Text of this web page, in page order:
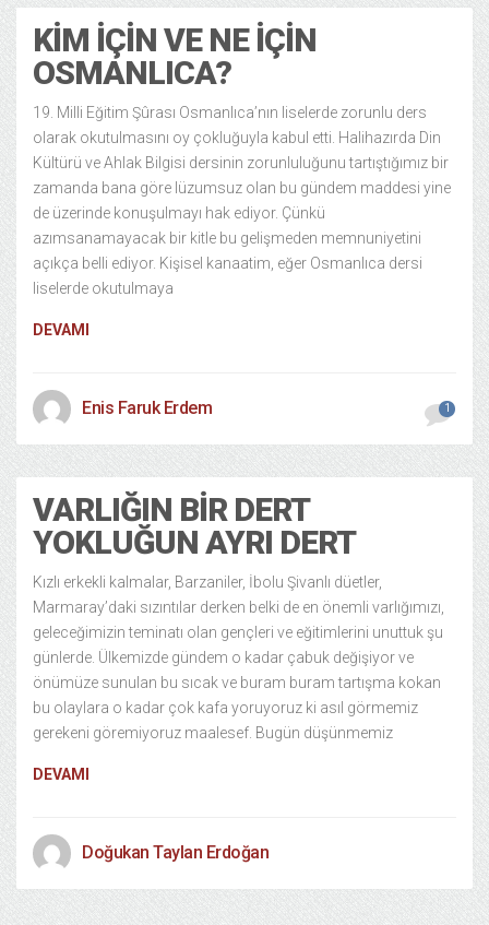
KIM İÇIN VE NE İÇIN
OSMANLICA?
19. Milli Eğitim Şûrası Osmanlıca’nın liselerde zorunlu ders
olarak okutulmasını oy çokluğuyla kabul etti. Halihazırda Din
Kültürü ve Ahlak Bilgisi dersinin zorunluluğunu tartıştığımız bir
zamanda bana göre lüzumsuz olan bu gündem maddesi yine
de üzerinde konuşulmayı hak ediyor. Çünkü
azımsanamayacak bir kitle bu gelişmeden memnuniyetini
açıkça belli ediyor. Kişisel kanaatim, eğer Osmanlıca dersi
liselerde okutulmaya
DEVAMI
Enis Faruk Erdem 1
VARLIĞIN BIR DERT
YOKLUĞUN AYRI DERT
Kızlı erkekli kalmalar, Barzaniler, İbolu Şivanlı düetler,
Marmaray’daki sızıntılar derken belki de en önemli varlığımızı,
geleceğimizin teminatı olan gençleri ve eğitimlerini unuttuk şu
günlerde. Ülkemizde gündem o kadar çabuk değişiyor ve
önümüze sunulan bu sıcak ve buram buram tartışma kokan
bu olaylara o kadar çok kafa yoruyoruz ki asıl görmemiz
gerekeni göremiyoruz maalesef. Bugün düşünmemiz
DEVAMI
Doğukan Taylan Erdoğan